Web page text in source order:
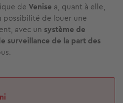
de Venise a, quant à elle,
possibilité de louer une
avec un système de
surveillance de la part des